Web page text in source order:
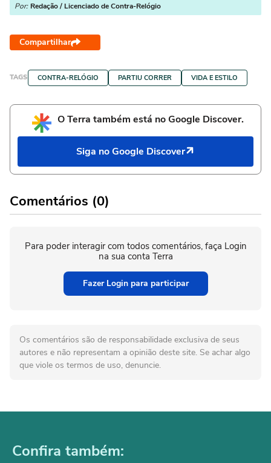
Por: Redação / Licenciado de Contra-Relógio
Compartilhar
TAGS CONTRA-RELÓGIO PARTIU CORRER VIDA E ESTILO
O Terra também está no Google Discover.
Siga no Google Discover
Comentários (0)
Para poder interagir com todos comentários, faça Login
na sua conta Terra
Fazer Login para participar
Os comentários são de responsabilidade exclusiva de seus
autores e não representam a opinião deste site. Se achar algo
que viole os termos de uso, denuncie.
Confira também: